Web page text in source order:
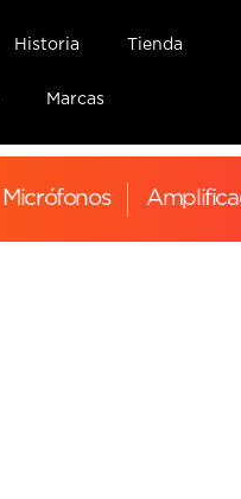
Historia Tienda
Marcas
Micrófonos